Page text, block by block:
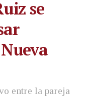
se
entre la pareja